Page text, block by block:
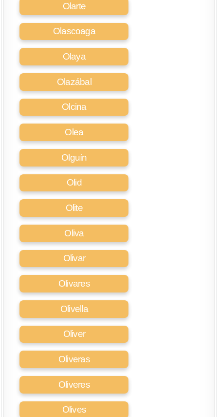
Olarte
Olascoaga
Olaya
Olazábal
Olcina
Olea
Olguín
Olid
Olite
Oliva
Olivar
Olivares
Olivella
Oliver
Oliveras
Oliveres
Olives